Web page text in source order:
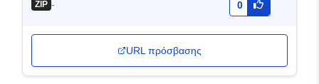
ZIP - 0
URL πρόσβασης